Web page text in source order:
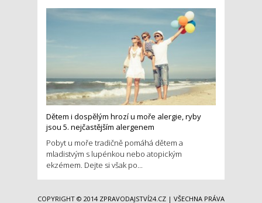
Dětem i dospělým hrozí u moře alergie, ryby
jsou 5. nejčastějším alergenem
Pobyt u moře tradičně pomáhá dětem a
mladistvým s lupénkou nebo atopickým
ekzémem. Dejte si však po...
COPYRIGHT © 2014 ZPRAVODAJSTVÍ24.CZ | VŠECHNA PRÁVA